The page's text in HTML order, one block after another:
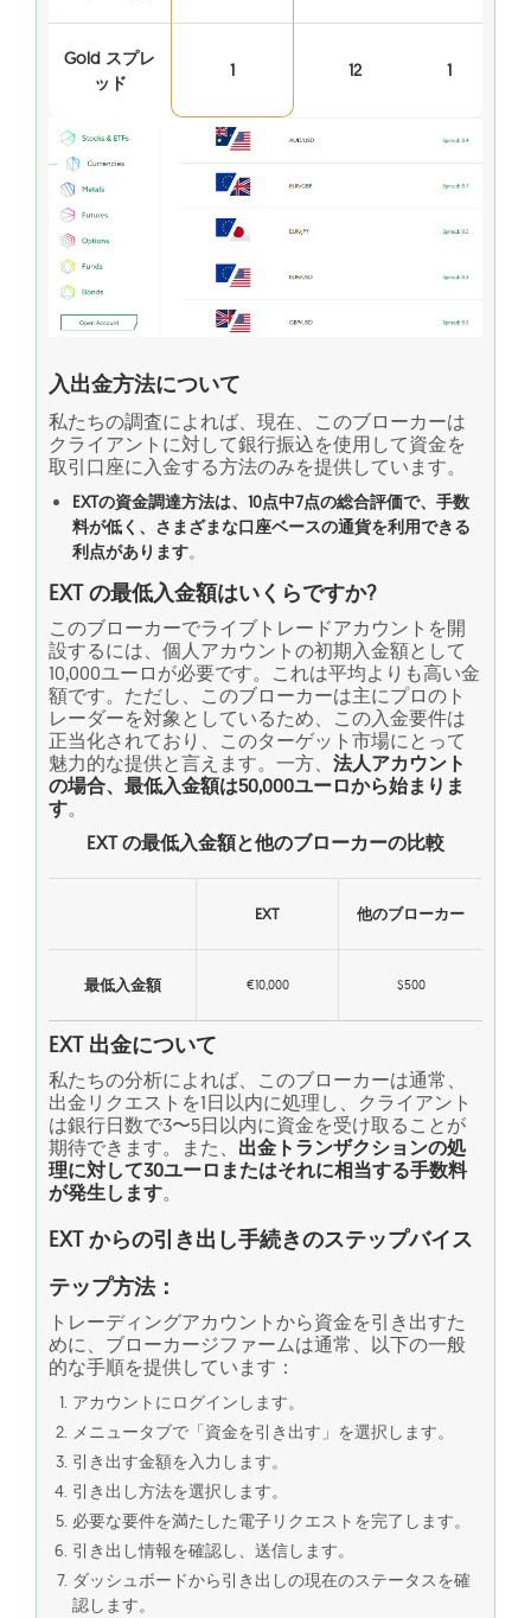
Gold スプレ
ッド
1 12 1
入出金方法について
私たちの調査によれば、現在、このブローカーは
クライアントに対して銀行振込を使用して資金を
取引口座に入金する方法のみを提供しています。
EXTの資金調達方法は、10点中7点の総合評価で、手数
料が低く、さまざまな口座ベースの通貨を利用できる
利点があります。
EXT の最低入金額はいくらですか?
このブローカーでライブトレードアカウントを開
設するには、個人アカウントの初期入金額として
10,000ユーロが必要です。これは平均よりも高い金
額です。ただし、このブローカーは主にプロのト
レーダーを対象としているため、この入金要件は
正当化されており、このターゲット市場にとって
魅力的な提供と言えます。一方、 法人アカウント
の場合、最低入金額は50,000ユーロから始まりま
す。
EXT の最低入金額と他のブローカーの比較
EXT 他のブローカー
最低入金額 €10,000 $500
EXT 出金について
私たちの分析によれば、このブローカーは通常、
出金リクエストを1日以内に処理し、クライアント
は銀行日数で3〜5日以内に資金を受け取ることが
期待できます。また、 出金トランザクションの処
理に対して30ユーロまたはそれに相当する手数料
が発生します。
EXT からの引き出し手続きのステップバイス
テップ方法：
トレーディングアカウントから資金を引き出すた
めに、ブローカージファームは通常、以下の一般
的な手順を提供しています：
アカウントにログインします。
メニュータブで「資金を引き出す」を選択します。
引き出す金額を入力します。
引き出し方法を選択します。
必要な要件を満たした電子リクエストを完了します。
引き出し情報を確認し、送信します。
ダッシュボードから引き出しの現在のステータスを確
認します。